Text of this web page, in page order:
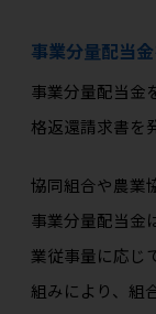
事業分量配当
事業分量配当金
格返還請求書を
協同組合や農業
事業分量配当金
業従事量に応じ
組みにより、組